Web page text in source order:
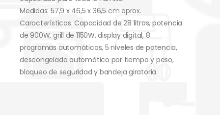
Medidas: 57,9 x 46,5 x 36,5 cm aprox.
Características: Capacidad de 28 litros, potencia
de 900W, grill de 1150W, display digital, 8
programas automáticos, 5 niveles de potencia,
descongelado automático por tiempo y peso,
bloqueo de seguridad y bandeja giratoria.